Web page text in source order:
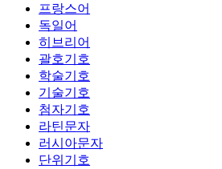
프랑스어
독일어
히브리어
괄호기호
학술기호
기술기호
첨자기호
라틴문자
러시아문자
단위기호